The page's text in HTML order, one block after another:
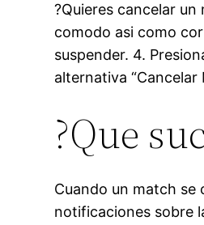
?Quieres cancelar
comodo asi­ como
suspender. 4.
alternativa
?Que
Cuando un match se
notificaciones sobre